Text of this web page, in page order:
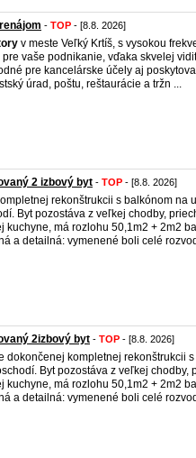
- TOP - [8.8. 2026]
v meste Veľký Krtíš, s vysokou
vaše podnikanie, vďaka skvelej
pre kancelárske účely aj
úrad, poštu, reštaurácie a tržn ...
2 izbový byt - TOP - [8.8. 2026]
rekonštrukcii s balkónom na
Byt pozostáva z veľkej chodby,
kuchyne, má rozlohu 50,1m2 + 2m2
a detailná: vymenené boli celé
2izbový byt - TOP - [8.8. 2026]
dokončenej kompletnej rekonštrukcii
Byt pozostáva z veľkej chodby,
kuchyne, má rozlohu 50,1m2 + 2m2
a detailná: vymenené boli celé